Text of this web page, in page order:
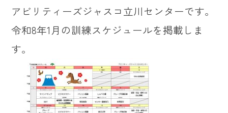
アビリティーズジャスコ立川センターです。
令和8年1月の訓練スケジュールを掲載しま
す。